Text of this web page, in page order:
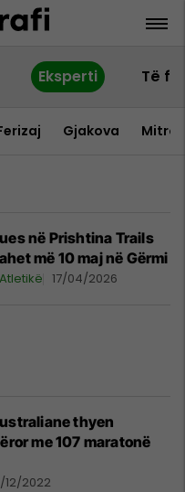
Eksperti Të
Gjakova
në Prishtina Trails
më 10 maj në Gërmi
Atletikë 17/04/2026
thyen
me 107 maratonë
12/2022